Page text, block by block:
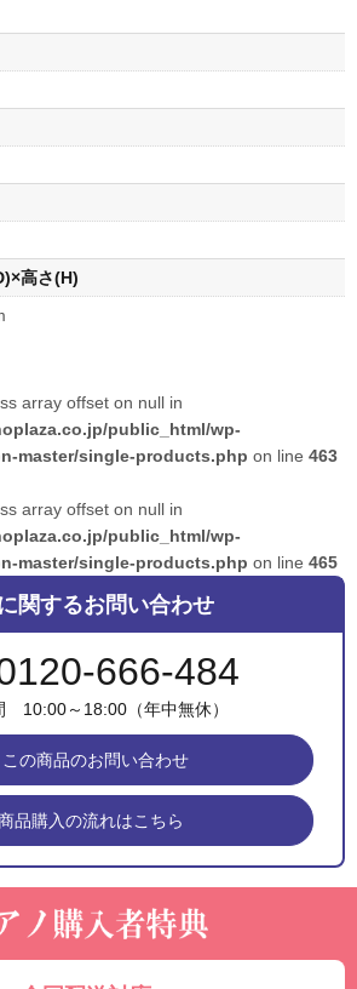
高さ(H)
array offset on null in
public_html/wp-
master/single-products.php on line 463
array offset on null in
public_html/wp-
master/single-products.php on line 465
関するお問い合わせ
666-484
10:00～18:00（年中無休）
この商品のお問い合わせ
品購入の流れはこちら